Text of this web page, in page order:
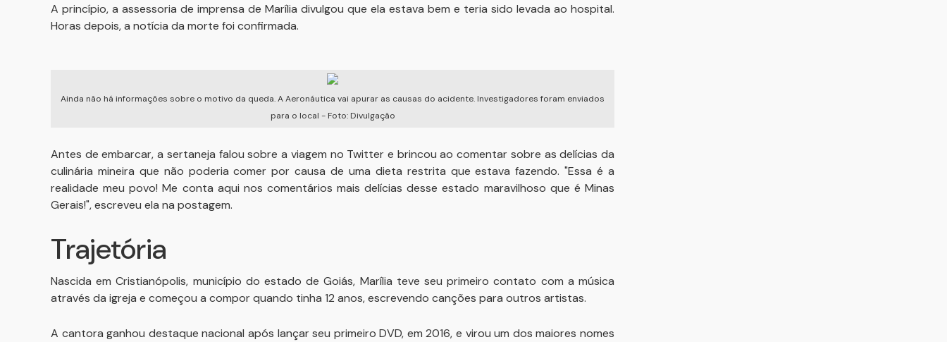
A princípio, a assessoria de imprensa de Marília divulgou que ela estava bem e teria sido levada ao hospital.
Horas depois, a notícia da morte foi confirmada.
Ainda não há informações sobre o motivo da queda. A Aeronáutica vai apurar as causas do acidente. Investigadores foram enviados
para o local - Foto: Divulgação
Antes de embarcar, a sertaneja falou sobre a viagem no Twitter e brincou ao comentar sobre as delícias da
culinária mineira que não poderia comer por causa de uma dieta restrita que estava fazendo. "Essa é a
realidade meu povo! Me conta aqui nos comentários mais delícias desse estado maravilhoso que é Minas
Gerais!", escreveu ela na postagem.
Trajetória
Nascida em Cristianópolis, município do estado de Goiás, Marília teve seu primeiro contato com a música
através da igreja e começou a compor quando tinha 12 anos, escrevendo canções para outros artistas.
A cantora ganhou destaque nacional após lançar seu primeiro DVD, em 2016, e virou um dos maiores nomes